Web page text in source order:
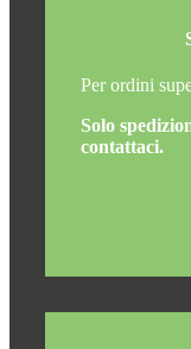
Per ordini
Solo
contattaci.